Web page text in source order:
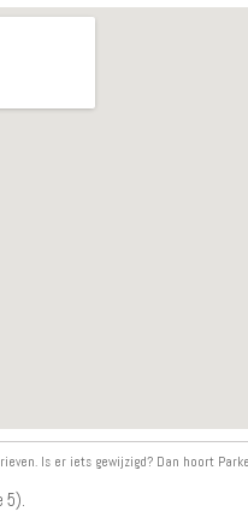
Is er iets gewijzigd? Dan hoort
5).